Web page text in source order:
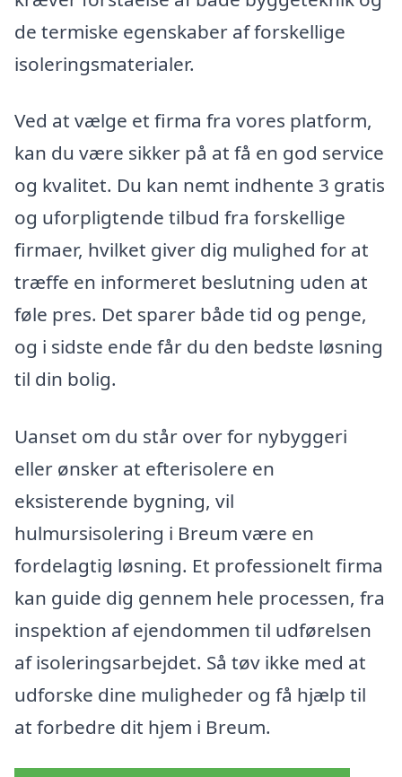
de termiske egenskaber af forskellige
isoleringsmaterialer.
Ved at vælge et firma fra vores platform,
kan du være sikker på at få en god service
og kvalitet. Du kan nemt indhente 3 gratis
og uforpligtende tilbud fra forskellige
firmaer, hvilket giver dig mulighed for at
træffe en informeret beslutning uden at
føle pres. Det sparer både tid og penge,
og i sidste ende får du den bedste løsning
til din bolig.
Uanset om du står over for nybyggeri
eller ønsker at efterisolere en
eksisterende bygning, vil
hulmursisolering i Breum være en
fordelagtig løsning. Et professionelt firma
kan guide dig gennem hele processen, fra
inspektion af ejendommen til udførelsen
af isoleringsarbejdet. Så tøv ikke med at
udforske dine muligheder og få hjælp til
at forbedre dit hjem i Breum.